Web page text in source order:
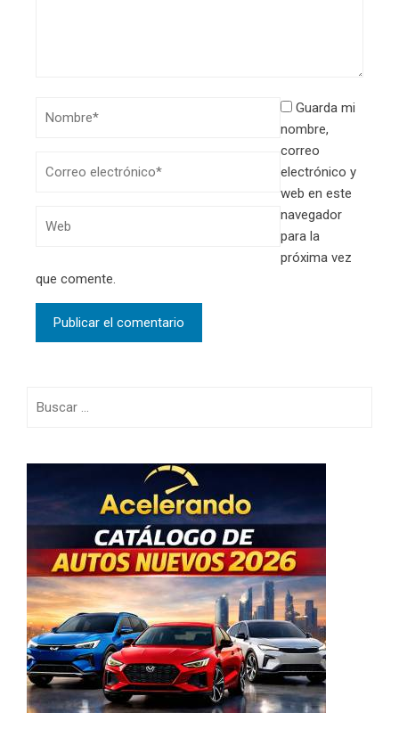
Guarda mi
nombre,
correo
electrónico y
web en este
navegador
para la
próxima vez
que comente.